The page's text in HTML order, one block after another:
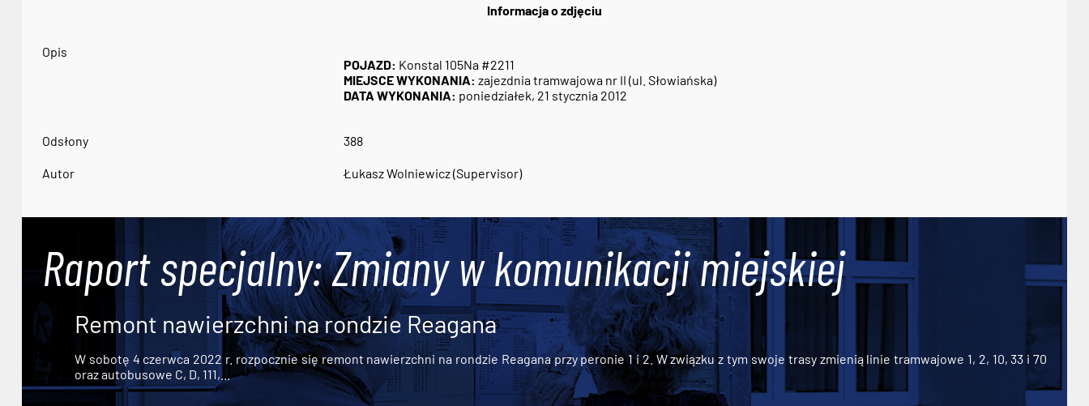
Informacja o zdjęciu
Opis
POJAZD: Konstal 105Na #2211
MIEJSCE WYKONANIA: zajezdnia tramwajowa nr II (ul. Słowiańska)
DATA WYKONANIA: poniedziałek, 21 stycznia 2012
Odsłony 388
Autor Łukasz Wolniewicz (Supervisor)
Raport specjalny: Zmiany w komunikacji miejskiej
Remont nawierzchni na rondzie Reagana
W sobotę 4 czerwca 2022 r. rozpocznie się remont nawierzchni na rondzie Reagana przy peronie 1 i 2. W związku z tym swoje trasy zmienią linie tramwajowe 1, 2, 10, 33 i 70
oraz autobusowe C, D, 111,...